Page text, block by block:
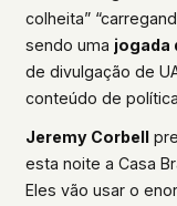
colheita”
sendo uma jogada
de divulgação de
conteúdo de
Jeremy Corbell
esta noite a Casa
Eles vão usar o